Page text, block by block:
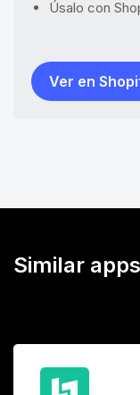
Úsalo con
Ver en
Similar apps